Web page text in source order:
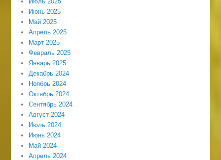
Июнь 2025
Май 2025
Апрель 2025
Март 2025
Февраль 2025
Январь 2025
Декабрь 2024
Ноябрь 2024
Октябрь 2024
Сентябрь 2024
Август 2024
Июль 2024
Июнь 2024
Май 2024
Апрель 2024